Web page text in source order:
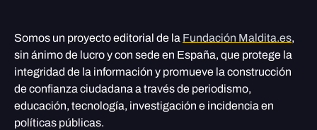
Somos un proyecto editorial de la Fundación Maldita.es,
sin ánimo de lucro y con sede en España, que protege la
integridad de la información y promueve la construcción
de confianza ciudadana a través de periodismo,
educación, tecnología, investigación e incidencia en
políticas públicas.